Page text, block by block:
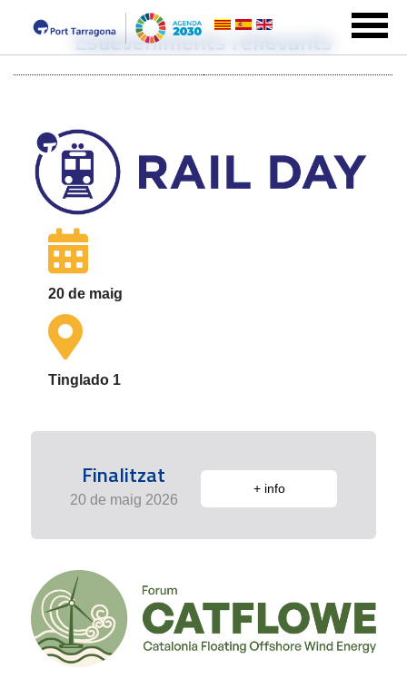
Esdeveniments rellevants
20 de maig
Tinglado 1
Finalitzat
20 de maig 2026
+ info